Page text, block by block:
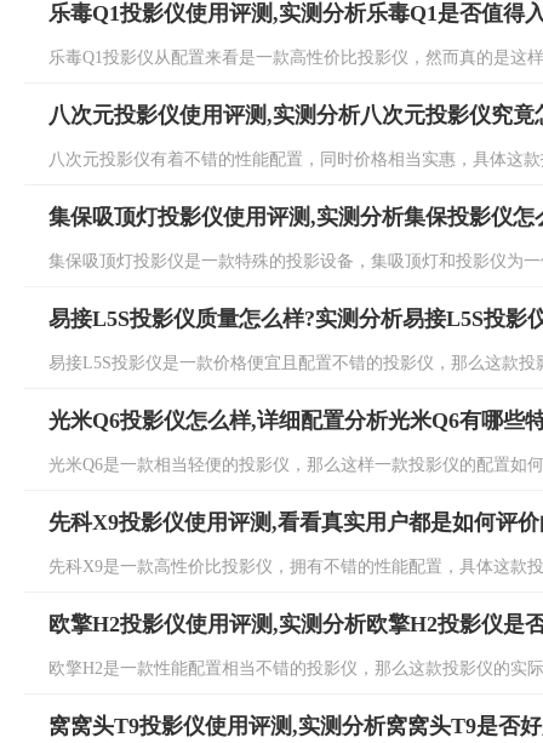
乐毒Q1投影仪使用评测,实测分析乐毒Q1是否值得
乐毒Q1投影仪从配置来看是一款高性价比投影仪，然而真的是这
八次元投影仪使用评测,实测分析八次元投影仪究竟
八次元投影仪有着不错的性能配置，同时价格相当实惠，具体这
集保吸顶灯投影仪使用评测,实测分析集保投影仪怎
集保吸顶灯投影仪是一款特殊的投影设备，集吸顶灯和投影仪为
易接L5S投影仪质量怎么样?实测分析易接L5S投影
易接L5S投影仪是一款价格便宜且配置不错的投影仪，那么这款
光米Q6投影仪怎么样,详细配置分析光米Q6有哪些
光米Q6是一款相当轻便的投影仪，那么这样一款投影仪的配置如
先科X9投影仪使用评测,看看真实用户都是如何评
先科X9是一款高性价比投影仪，拥有不错的性能配置，具体这款
欧擎H2投影仪使用评测,实测分析欧擎H2投影仪是
欧擎H2是一款性能配置相当不错的投影仪，那么这款投影仪的实
窝窝头T9投影仪使用评测,实测分析窝窝头T9是否